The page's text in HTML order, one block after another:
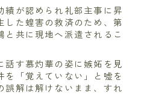
績が認められ礼部主事に昇
した蝗害の救済のため、第
と共に現地へ派遣されるこ
話す慕灼華の姿に嫉妬を見
を「覚えていない」と嘘を
誤解は解けないまま、すれ